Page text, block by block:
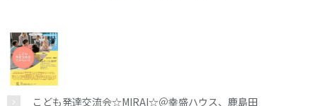
こども発達交流会☆MIRAI☆＠幸盛ハウス、鹿島田